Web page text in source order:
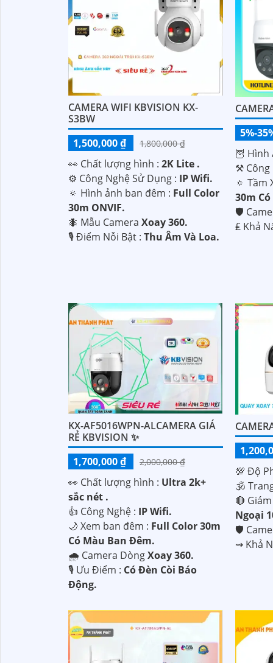
CAMERA WIFI KBVISION KX-
S3BW
1,500,000 ₫
1,800,000 ₫
️👀 Chất lượng hình : 2K Lite .
⚙ Công Nghệ Sử Dụng : IP Wifi.
🔅 Hình ảnh ban đêm : Full Color
30m ONVIF.
🐜 Mẫu Camera Xoay 360.
️🎙 Điểm Nỗi Bật : Thu Âm Và Loa.
5%-
🦉 Hình
⚒ Công
🔅 Tầm
30m
🛡
️₤ Khả
KX-AF5016WPN-ALCAMERA GIÁ
RẺ KBVISION ✨
1,700,000 ₫
2,000,000 ₫
️👀 Chất lượng hình : Ultra 2k+
sắc nét .
👍 Công Nghệ : IP Wifi.
🌙 Xem ban đêm : Full Color 30m
Có Màu Ban Đêm.
🌧️ Camera DòngXoay 360.
️🎙 Ưu Điểm : Có Đèn Còi Báo
Động.
💯 Độ
🕉️
🔴
Ngoại
🛡
️⇝ Khả